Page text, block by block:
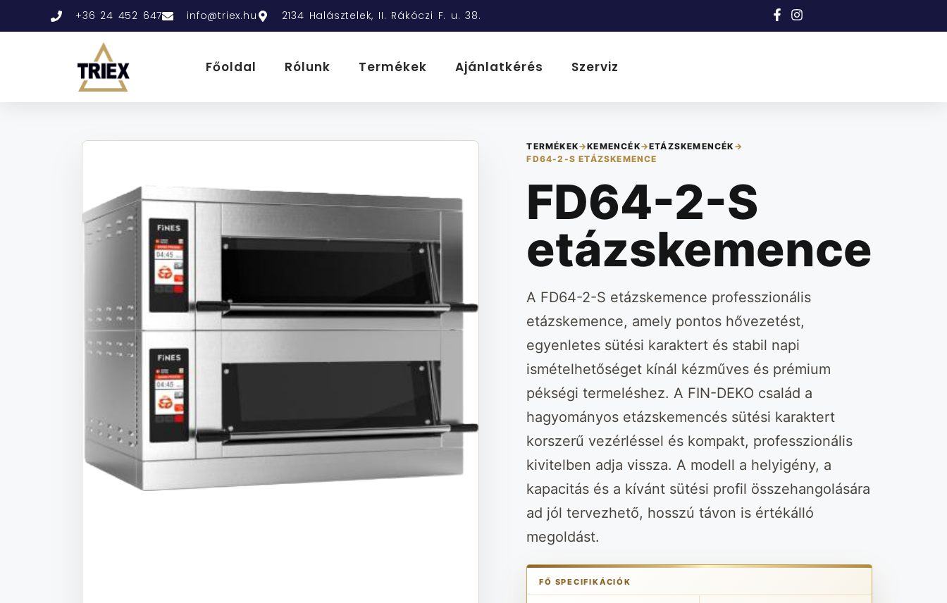
+36 24 452 647 info@triex.hu 2134 Halásztelek, II. Rákóczi F. u. 38.
Főoldal Rólunk Termékek Ajánlatkérés Szerviz
TERMÉKEK→KEMENCÉK→ETÁZSKEMENCÉK →
FD64-2-S ETÁZSKEMENCE
FD64-2-S
etázskemence
A FD64-2-S etázskemence professzionális
etázskemence, amely pontos hővezetést,
egyenletes sütési karaktert és stabil napi
ismételhetőséget kínál kézműves és prémium
pékségi termeléshez. A FIN-DEKO család a
hagyományos etázskemencés sütési karaktert
korszerű vezérléssel és kompakt, professzionális
kivitelben adja vissza. A modell a helyigény, a
kapacitás és a kívánt sütési profil összehangolására
ad jól tervezhető, hosszú távon is értékálló
megoldást.
FŐ SPECIFIKÁCIÓK